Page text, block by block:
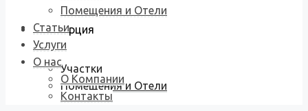
Коммерция
Участки
Помещения и Отели
Помещения и Отели
Статьи
Услуги
О нас
О Компании
Контакты